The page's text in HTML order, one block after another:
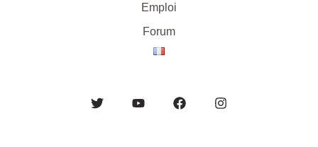
Emploi
Forum